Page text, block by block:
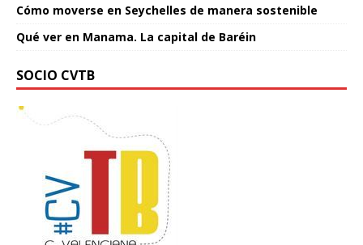
Cómo moverse en Seychelles de manera sostenible
Qué ver en Manama. La capital de Baréin
SOCIO CVTB